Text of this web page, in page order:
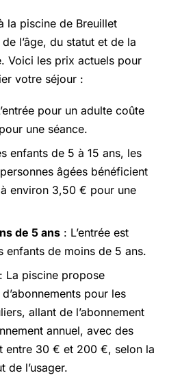
la piscine de Breuillet
l’âge, du statut et de la
Voici les prix actuels pour
votre séjour :
pour un adulte coûte
une séance.
enfants de 5 à 15 ans, les
âgées bénéficient
environ 3,50 € pour une
de 5 ans : L’entrée est
enfants de moins de 5 ans.
: La piscine propose
pour les
allant de l’abonnement
annuel, avec des
entre 30 € et 200 €, selon la
de l’usager.